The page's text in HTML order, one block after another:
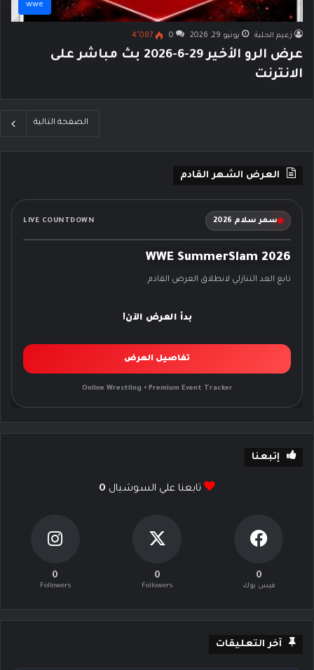
wwe
زعيم الحلبة يونيو 29, 2026 0 4٬087
عرض الرو الأخير 29-6-2026 بث مباشر على
الانترنت
الصفحة التالية
العرض الشهر القادم
سمر سلام 2026 LIVE COUNTDOWN
WWE SummerSlam 2026
تابع العد التنازلي لانطلاق العرض القادم
بدأ العرض الآن!
تفاصيل العرض
Online Wrestling • Premium Event Tracker
إتبعنا
تابعنا علي السوشيال 0
0
فيس بوك
0
Followers
0
Followers
آخر التعليقات